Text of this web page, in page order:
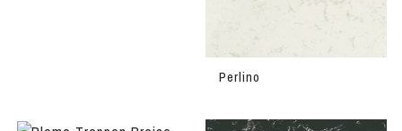
Perlino